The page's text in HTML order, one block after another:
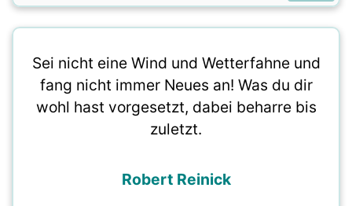
Sei nicht eine Wind und Wetterfahne und
fang nicht immer Neues an! Was du dir
wohl hast vorgesetzt, dabei beharre bis
zuletzt.
Robert Reinick